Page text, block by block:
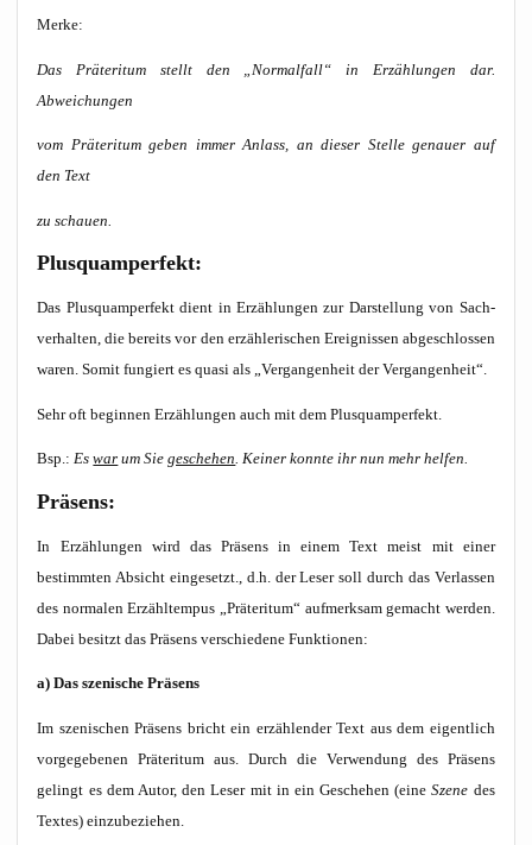
Mer­ke:
Das Prä­ter­itum stellt den „Nor­mal­fall“ in Erzäh­lun­gen dar.
Abweichungen
vom Prä­ter­itum geben immer Anlass, an die­ser Stel­le genau­er auf
den Text
zu schauen.
Plus­quam­per­fekt:
Das Plus­quam­per­fekt dient in Erzäh­lun­gen zur Dar­stel­lung von Sach­
ver­hal­ten, die bereits vor den erzäh­le­ri­schen Ereig­nis­sen abge­schlos­sen
waren. Somit fun­giert es qua­si als „Ver­gan­gen­heit der Vergangenheit“.
Sehr oft begin­nen Erzäh­lun­gen auch mit dem Plusquamperfekt.
Bsp.:Eswar um Siegesche­hen. Kei­ner konn­te ihr nun mehr helfen.
Prä­sens:
In Erzäh­lun­gen wird das Prä­sens in einem Text meist mit einer
bestimm­ten Absicht ein­ge­setzt., d.h. der Leser soll durch das Ver­las­sen
des nor­ma­len Erzähl­tempus „Prä­ter­itum“ auf­merk­sam gemacht wer­den.
Dabei besitzt das Prä­sens ver­schie­de­ne Funktionen:
a) Das sze­ni­sche Präsens
Im sze­ni­schen Prä­sens bricht ein erzäh­len­der Text aus dem eigent­lich
vor­ge­ge­be­nen Prä­ter­itum aus. Durch die Ver­wen­dung des Prä­sens
gelingt es dem Autor, den Leser mit in ein Gesche­hen (eine Sze­ne des
Tex­tes) einzubeziehen.